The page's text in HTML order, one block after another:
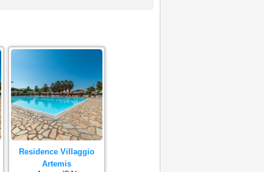
Residence Villaggio
Artemis